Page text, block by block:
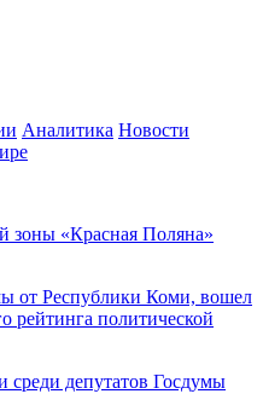
Аналитика Новости
зоны «Красная Поляна»
от Республики Коми, вошел
рейтинга политической
среди депутатов Госдумы